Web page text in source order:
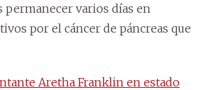
permanecer varios días en
por el cáncer de páncreas que
Aretha Franklin en estado